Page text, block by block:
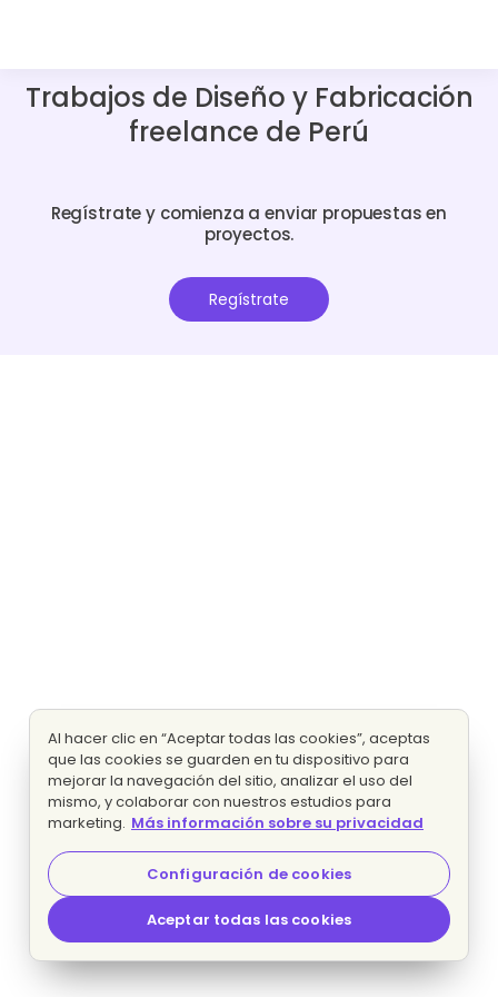
Trabajos de Diseño y Fabricación
freelance de Perú
Regístrate y comienza a enviar propuestas en
proyectos.
Regístrate
Al hacer clic en “Aceptar todas las cookies”, aceptas
que las cookies se guarden en tu dispositivo para
mejorar la navegación del sitio, analizar el uso del
mismo, y colaborar con nuestros estudios para
marketing. Más información sobre su privacidad
Configuración de cookies
Aceptar todas las cookies